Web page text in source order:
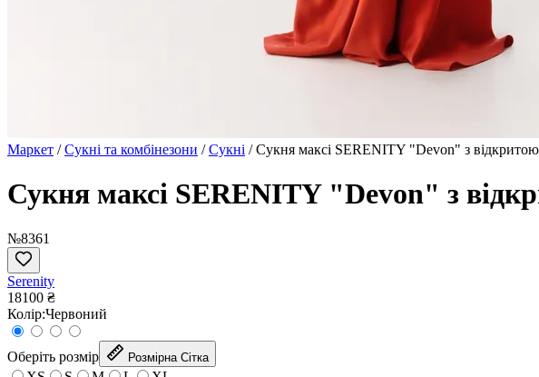
Маркет /Сукні та комбінезони /Сукні /Сукня максі SERENITY "Devon" з
Сукня максі SERENITY "Devon" з
№8361
Serenity
18100 ₴
Колір:Червоний
Оберіть розмір Розмірна Сітка